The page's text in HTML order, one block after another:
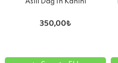
Asılı Dağ In Kahini
350,00₺